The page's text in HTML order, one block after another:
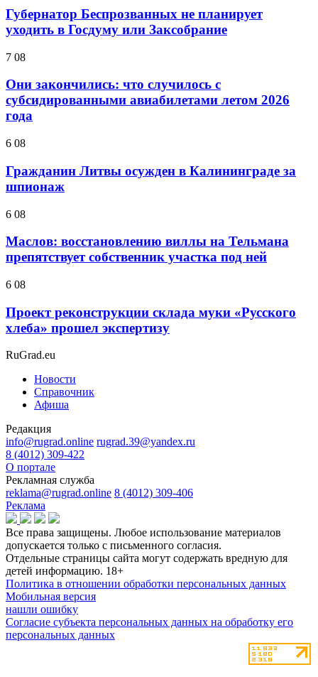
Губернатор Беспрозванных не планирует
уходить в Госдуму или Заксобрание
7 08
Они закончились: что случилось с
субсидированными авиабилетами летом 2026
года
6 08
Гражданин Литвы осужден в Калининграде за
шпионаж
6 08
Маслов: восстановлению виллы на Тельмана
препятствует собственник участка под ней
6 08
Проект реконструкции склада муки «Русского
хлеба» прошел экспертизу
RuGrad.eu
Новости
Справочник
Афиша
Редакция
info@rugrad.online rugrad.39@yandex.ru
8 (4012) 309-422
О портале
Рекламная служба
reklama@rugrad.online 8 (4012) 309-406
Реклама
Все права защищены. Любое использование материалов
допускается только с письменного согласия.
Отдельные страницы сайта могут содержать вредную для
детей информацию. 18+
Политика в отношении обработки персональных данных
Мобильная версия
нашли ошибку
Согласие субъекта персональных данных на обработку его
персональных данных